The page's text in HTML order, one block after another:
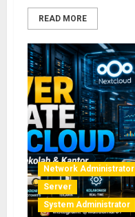
READ MORE
Network Administrator
Server
System Administrator